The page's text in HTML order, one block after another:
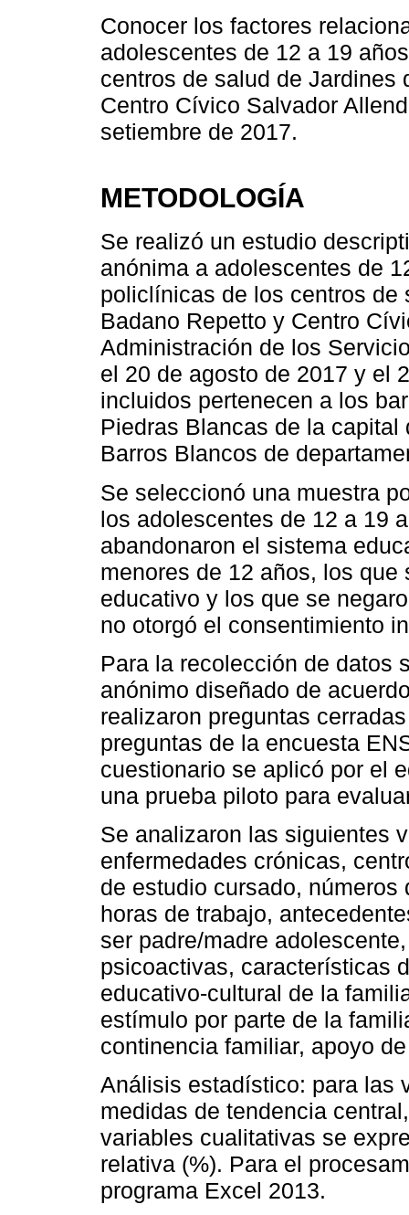
Conocer los factores
adolescentes de 12 a 19
centros de salud de Jardines
Centro Cívico Salvador
setiembre de 2017.
METODOLOGÍA
Se realizó un estudio
anónima a adolescentes de
policlínicas de los centros de
Badano Repetto y Centro
Administración de los
el 20 de agosto de 2017 y el
incluidos pertenecen a los
Piedras Blancas de la
Barros Blancos de
Se seleccionó una muestra
los adolescentes de 12 a 19
abandonaron el sistema
menores de 12 años, los
educativo y los que se
no otorgó el consentimiento
Para la recolección de datos
anónimo diseñado de
realizaron preguntas
preguntas de la encuesta
cuestionario se aplicó por el
una prueba piloto para
Se analizaron las siguientes
enfermedades crónicas,
de estudio cursado,
horas de trabajo,
ser padre/madre
psicoactivas, características
educativo-cultural de la
estímulo por parte de la
continencia familiar, apoyo
Análisis estadístico: para las
medidas de tendencia
variables cualitativas se
relativa (%). Para el
programa Excel 2013.